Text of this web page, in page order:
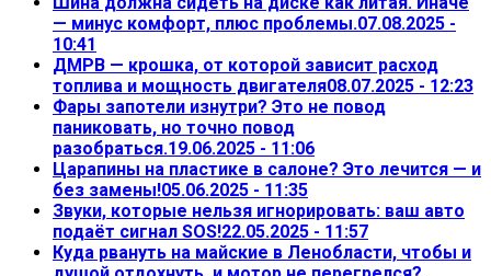
— минус комфорт, плюс проблемы.07.08.2025 -
10:41
ДМРВ — крошка, от которой зависит расход
топлива и мощность двигателя08.07.2025 - 12:23
Фары запотели изнутри? Это не повод
паниковать, но точно повод
разобраться.19.06.2025 - 11:06
Царапины на пластике в салоне? Это лечится — и
без замены!05.06.2025 - 11:35
Звуки, которые нельзя игнорировать: ваш авто
подаёт сигнал SOS!22.05.2025 - 11:57
Куда рвануть на майские в Ленобласти, чтобы и